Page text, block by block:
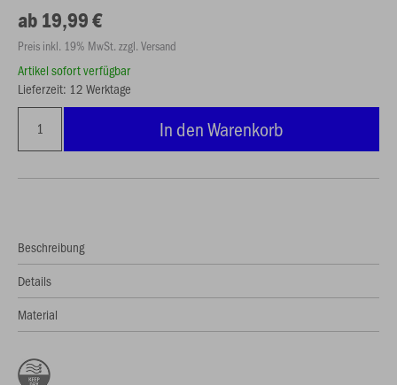
ab 19,99 €
Preis inkl. 19% MwSt. zzgl. Versand
Artikel sofort verfügbar
Lieferzeit: 12 Werktage
In den Warenkorb
Beschreibung
Details
Material